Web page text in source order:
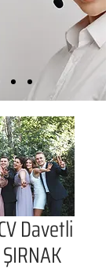
Davetli